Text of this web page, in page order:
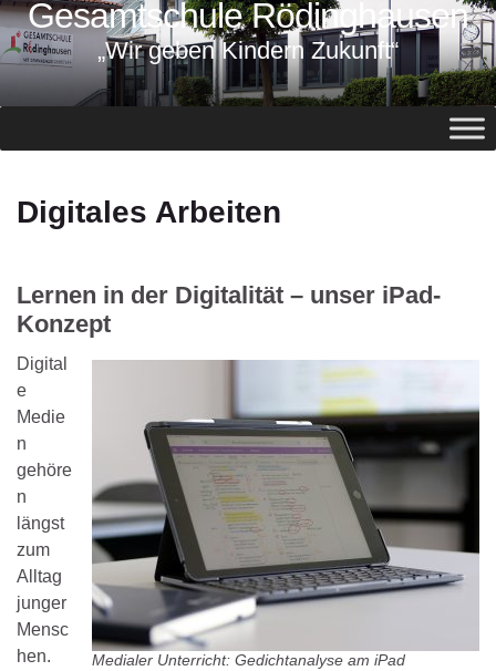
springen
Gesamtschule Rödinghausen
„Wir geben Kindern Zukunft“
Digitales Arbeiten
Lernen in der Digitalität – unser iPad-
Konzept
Medialer Unterricht: Gedichtanalyse am iPad
Digital
e
Medie
n
gehöre
n
längst
zum
Alltag
junger
Mensc
hen.